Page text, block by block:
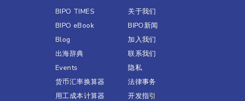
BIPO TIMES
BIPO eBook
Blog
出海辞典
Events
货币汇率换算器
用工成本计算器
关于我们
BIPO新闻​
加入我们
联系我们
隐私
法律事务
开发指引